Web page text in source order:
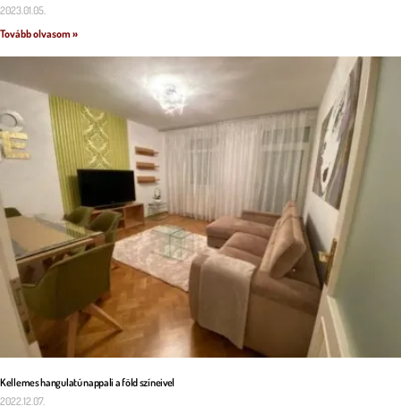
2023.01.05.
Tovább olvasom »
Kellemes hangulatú nappali a föld színeivel
2022.12.07.